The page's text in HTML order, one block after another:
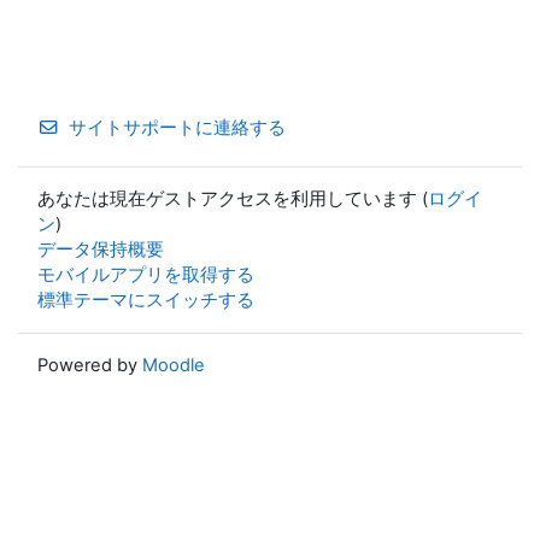
サイトサポートに連絡する
あなたは現在ゲストアクセスを利用しています (ログイ
ン)
データ保持概要
モバイルアプリを取得する
標準テーマにスイッチする
Powered by Moodle